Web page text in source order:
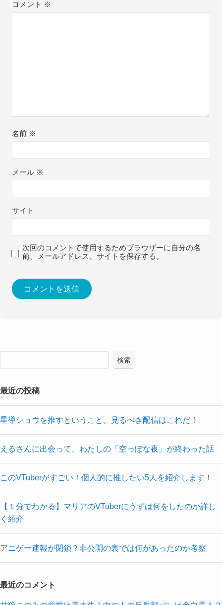
コメント ※
名前 ※
メール ※
サイト
次回のコメントで使用するためブラウザーに自分の名
前、メールアドレス、サイトを保存する。
検索
最近の投稿
星導ショウを推すということ。見るべき配信はこれだ！
えるさんに出会って、わたしの「空っぽな夜」が終わった話
このVTuberがすごい！個人的に推したい5人を紹介します！
【１分でわかる】マリアのVTuberにうずは何をしたのか詳し
く紹介
アニゲー速報が閉鎖？非公開の裏では何があったのか考察
最近のコメント